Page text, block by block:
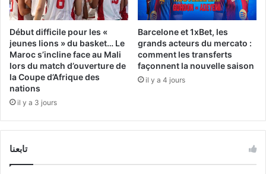
Début difficile pour les «
jeunes lions » du basket… Le
Maroc s’incline face au Mali
lors du match d’ouverture de
la Coupe d’Afrique des
nations
il y a 3 jours
Barcelone et 1xBet, les
grands acteurs du mercato :
comment les transferts
façonnent la nouvelle saison
il y a 4 jours
تابعنا